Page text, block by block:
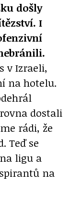
došly
I
v Izraeli,
na hotelu.
dostali
rádi, že
Teď se
ligu a
na